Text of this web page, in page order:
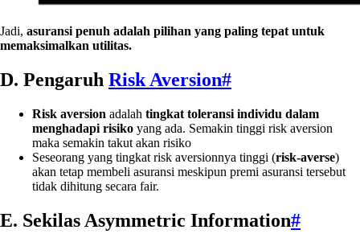
Jadi, asuransi penuh adalah pilihan yang paling tepat untuk
memaksimalkan utilitas.
D. Pengaruh Risk Aversion#
Risk aversion adalah tingkat toleransi individu dalam
menghadapi risiko yang ada. Semakin tinggi risk aversion
maka semakin takut akan risiko
Seseorang yang tingkat risk aversionnya tinggi (risk-averse)
akan tetap membeli asuransi meskipun premi asuransi tersebut
tidak dihitung secara fair.
E. Sekilas Asymmetric Information#